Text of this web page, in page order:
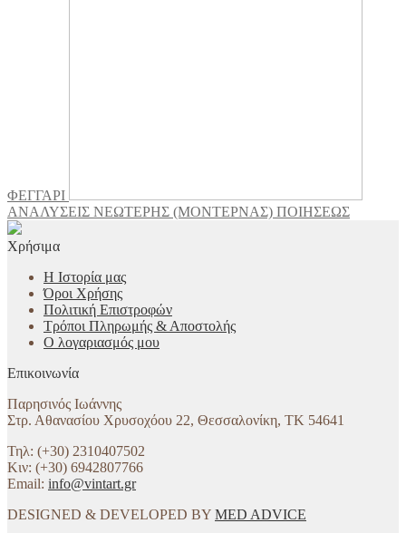
ΦΕΓΓΑΡΙ
ΑΝΑΛΥΣΕΙΣ ΝΕΩΤΕΡΗΣ (ΜΟΝΤΕΡΝΑΣ) ΠΟΙΗΣΕΩΣ
Χρήσιμα
Η Ιστορία μας
Όροι Χρήσης
Πολιτική Επιστροφών
Τρόποι Πληρωμής & Αποστολής
Ο λογαριασμός μου
Επικοινωνία
Παρησινός Ιωάννης
Στρ. Αθανασίου Χρυσοχόου 22, Θεσσαλονίκη, ΤΚ 54641
Τηλ: (+30) 2310407502
Κιν: (+30) 6942807766
Email: info@vintart.gr
DESIGNED & DEVELOPED BY MED ADVICE